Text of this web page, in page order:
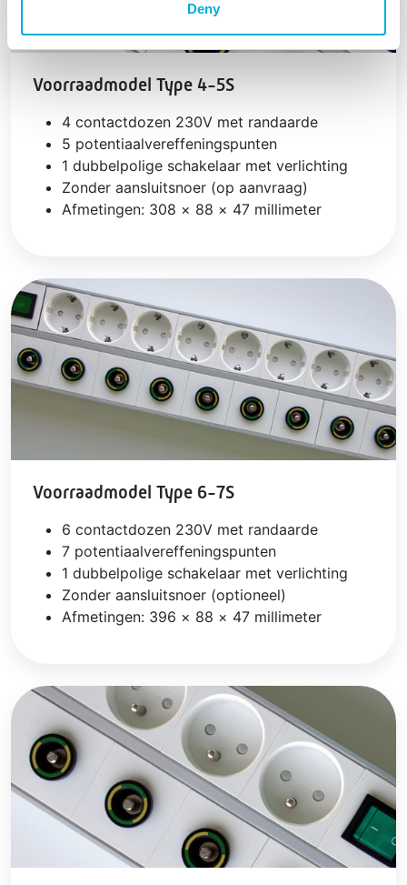
Deny
Voorraadmodel Type 4-5S
4 contactdozen 230V met randaarde
5 potentiaalvereffeningspunten
1 dubbelpolige schakelaar met verlichting
Zonder aansluitsnoer (op aanvraag)
Afmetingen: 308 × 88 × 47 millimeter
Voorraadmodel Type 6-7S
6 contactdozen 230V met randaarde
7 potentiaalvereffeningspunten
1 dubbelpolige schakelaar met verlichting
Zonder aansluitsnoer (optioneel)
Afmetingen: 396 × 88 × 47 millimeter